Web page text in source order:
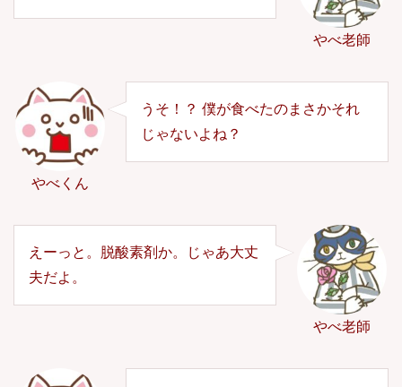
やべ老師
やべくん
うそ！？ 僕が食べたのまさかそれ
じゃないよね？
やべ老師
えーっと。脱酸素剤か。じゃあ大丈
夫だよ。